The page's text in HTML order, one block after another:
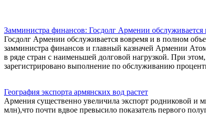
Замминистра финансов: Госдолг Армении обслуживается
Госдолг Армении обслуживается вовремя и в полном
замминистра финансов и главный казначей Армении
в ряде стран с наименьшей долговой нагрузкой. При
зарегистрировано выполнение по обслуживанию
География экспорта армянских вод растет
Армения существенно увеличила экспорт родниковой и
млн),что почти вдвое превысило показатель первого